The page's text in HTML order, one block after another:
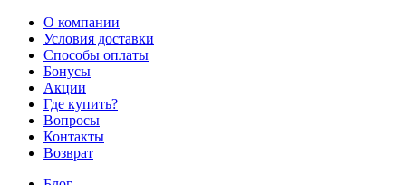
О компании
Условия доставки
Способы оплаты
Бонусы
Акции
Где купить?
Вопросы
Контакты
Возврат